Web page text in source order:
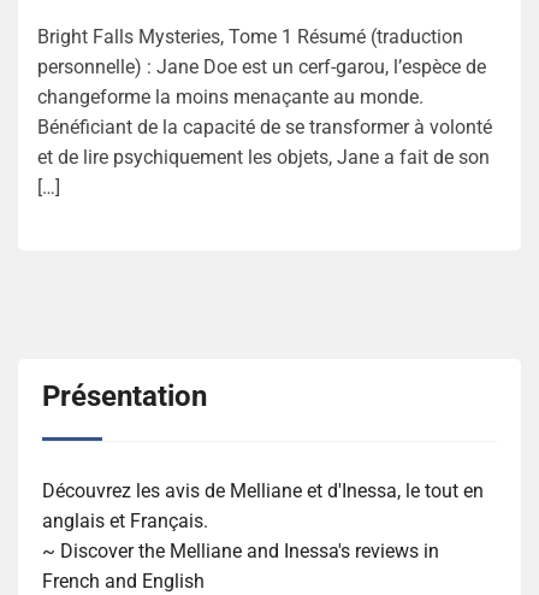
Bright Falls Mysteries, Tome 1 Résumé (traduction
personnelle) : Jane Doe est un cerf-garou, l’espèce de
changeforme la moins menaçante au monde.
Bénéficiant de la capacité de se transformer à volonté
et de lire psychiquement les objets, Jane a fait de son
[…]
Présentation
Découvrez les avis de Melliane et d'Inessa, le tout en
anglais et Français.
~ Discover the Melliane and Inessa's reviews in
French and English